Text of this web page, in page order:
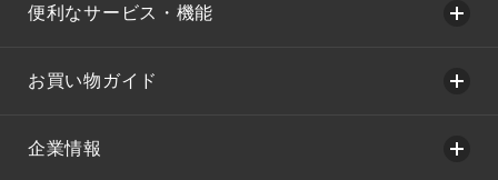
便利なサービス・機能
お買い物ガイド
企業情報